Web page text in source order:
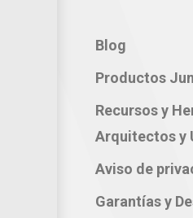
Blog
Productos
Recursos y
Arquitectos y
Aviso de
Garantías y